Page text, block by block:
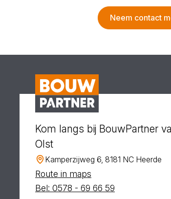
Neem contact
Kom langs bij BouwPartner
Olst
Kamperzijweg 6, 8181 NC Heerde
Route in maps
Bel: 0578 - 69 66 59